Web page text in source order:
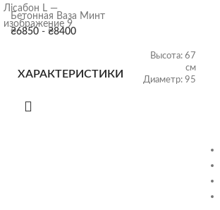
Бетонная Ваза Минт
₴6850 - ₴8400
ХАРАКТЕРИСТИКИ
Высота: 67
см
Диаметр: 95